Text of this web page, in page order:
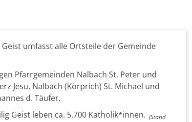
umfasst alle Ortsteile der Gemeinde
Pfarrgemeinden Nalbach St. Peter und
Jesu, Nalbach (Körprich) St. Michael und
d. Täufer.
Geist leben ca. 5.700 Katholik*innen. (Stand